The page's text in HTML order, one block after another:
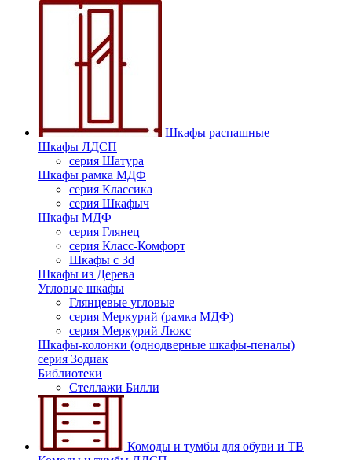
Шкафы распашные
Шкафы ЛДСП
серия Шатура
Шкафы рамка МДФ
серия Классика
серия Шкафыч
Шкафы МДФ
серия Глянец
серия Класс-Комфорт
Шкафы с 3d
Шкафы из Дерева
Угловые шкафы
Глянцевые угловые
серия Меркурий (рамка МДФ)
серия Меркурий Люкс
Шкафы-колонки (однодверные шкафы-пеналы)
серия Зодиак
Библиотеки
Стеллажи Билли
Комоды и тумбы для обуви и ТВ